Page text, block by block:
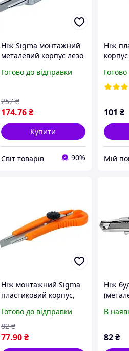
Ніж Sigma монтажний
металевий корпус лезо
замок 8211021
Готово до відправки
174.76 ₴
257 ₴
Купити
Cвіт товарів 90%
Ніж
101 ₴
Ніж монтажний Sigma
пластиковий корпус,
замок (8213031)
Готово до відправки
77.90 ₴
82 ₴
Ніж
замок
В
82₴